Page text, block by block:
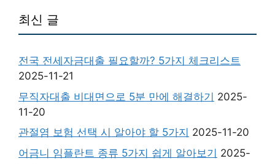
최신 글
전국 전세자금대출 필요할까? 5가지 체크리스트
2025-11-21
무직자대출 비대면으로 5분 만에 해결하기 2025-
11-20
관절염 보험 선택 시 알아야 할 5가지 2025-11-20
어금니 임플란트 종류 5가지 쉽게 알아보기 2025-